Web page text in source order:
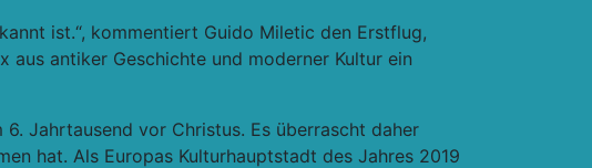
ist.“, kommentiert Guido Miletic den Erstflug,
antiker Geschichte und moderner Kultur ein
Jahrtausend vor Christus. Es überrascht daher
hat. Als Europas Kulturhauptstadt des Jahres 2019